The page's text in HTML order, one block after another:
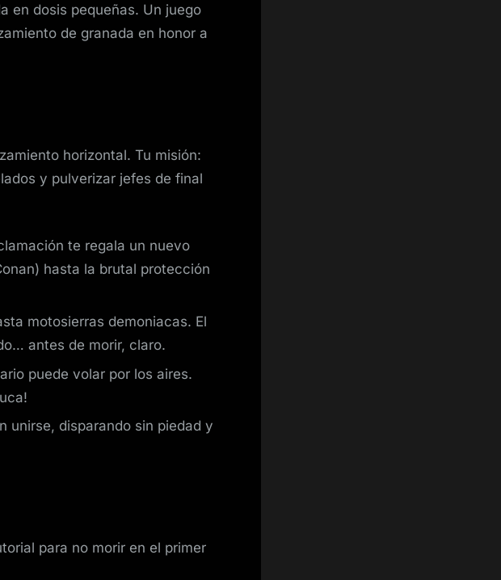
en dosis pequeñas. Un juego
de granada en honor a
horizontal. Tu misión:
y pulverizar jefes de final
te regala un nuevo
hasta la brutal protección
motosierras demoniacas. El
antes de morir, claro.
puede volar por los aires.
unirse, disparando sin piedad y
para no morir en el primer